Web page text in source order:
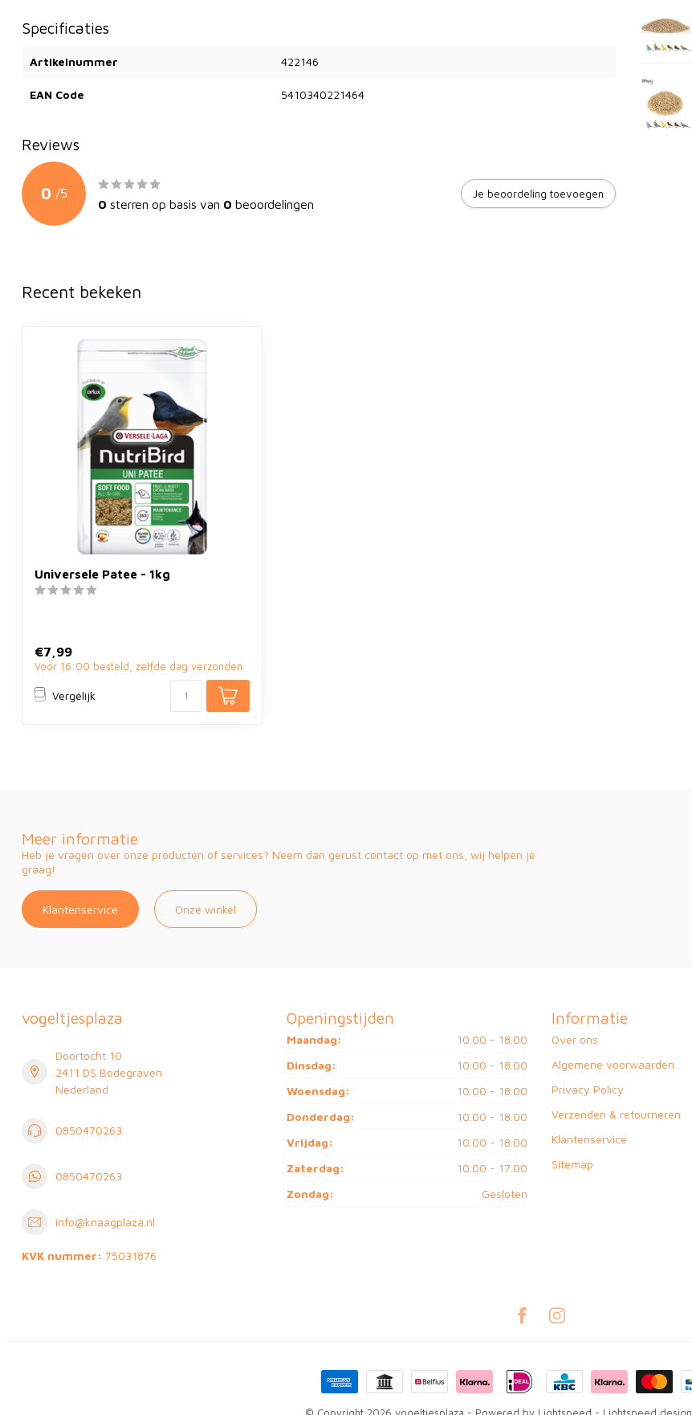
Specificaties
Artikelnummer 422146
EAN Code 5410340221464
Reviews
0 /5
0 sterren op basis van 0 beoordelingen
Je beoordeling toevoegen
Recent bekeken
Universele Patee - 1kg
€7,99
Voor 16:00 besteld, zelfde dag verzonden.
Vergelijk
Meer informatie
Heb je vragen over onze producten of services? Neem dan gerust contact op met ons, wij helpen je
graag!
Klantenservice Onze winkel
vogeltjesplaza
Doortocht 10
2411 DS Bodegraven
Nederland
0850470263
0850470263
info@knaagplaza.nl
KVK nummer: 75031876
Openingstijden
Maandag:
10.00 - 18.00
Dinsdag:
10.00 - 18.00
Woensdag:
10.00 - 18.00
Donderdag:
10.00 - 18.00
Vrijdag:
10.00 - 18.00
Zaterdag:
10.00 - 17.00
Zondag:
Gesloten
Informatie
Over ons
Algemene voorwaarden
Privacy Policy
Verzenden & retourneren
Klantenservice
Sitemap